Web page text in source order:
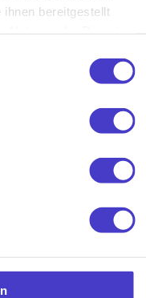
bereitgestellt